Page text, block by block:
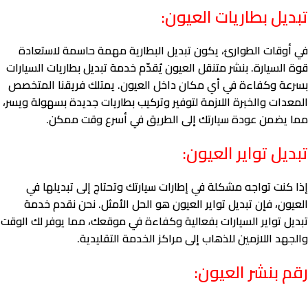
تبديل بطاريات العيون:
في أوقات الطوارئ، يكون تبديل البطارية مهمة حاسمة لاستعادة
قوة السيارة. بنشر متنقل العيون يُقدّم خدمة تبديل بطاريات السيارات
بسرعة وكفاءة في أي مكان داخل العيون. يمتلك فريقنا المتخصص
المعدات والخبرة اللازمة لتوفير وتركيب بطاريات جديدة بسهولة ويسر،
مما يضمن عودة سيارتك إلى الطريق في أسرع وقت ممكن.
تبديل تواير العيون:
إذا كنت تواجه مشكلة في إطارات سيارتك وتحتاج إلى تبديلها في
العيون، فإن تبديل تواير العيون هو الحل الأمثل. نحن نقدم خدمة
تبديل تواير السيارات بفعالية وكفاءة في موقعك، مما يوفر لك الوقت
والجهد اللازمين للذهاب إلى مراكز الخدمة التقليدية.
رقم بنشر العيون: